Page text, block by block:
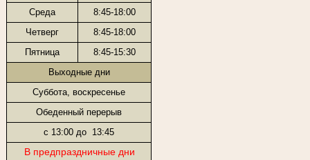
Среда
8:45-18:00
Четверг
8:45-18:00
Пятница
8:45-15:30
Выходные дни
Суббота, воскресенье
Обеденный перерыв
с 13:00 до 13:45
В предпраздничные дни